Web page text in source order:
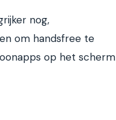
nog,
om handsfree te
op het scherm